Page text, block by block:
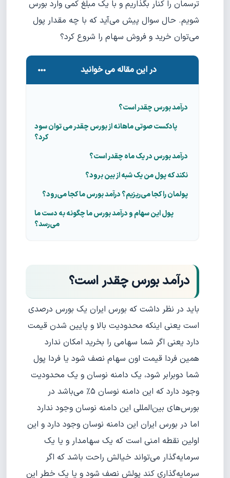
ترسمان را کنار بگذاریم و با یک مبلغ کمی وارد بورس
شویم. حال سوال پیش می‌آید که با چه مقدار پول
می‌توان خرید و فروش سهام را شروع کرد؟
در این مقاله می خوانید
درآمد بورس چقدر است؟
پادکست صوتی ماهانه از بورس چقدر می توان سود
کرد؟
درآمد بورس در یک ماه چقدر است؟
نکند که پول من یک شبه از بین برود؟
پولمان را کجا می‌ریزیم؟ درآمد بورس ما کجا می‌رود؟
پول این سهام و درآمد بورس ما چگونه به دست ما
می‌رسد؟
درآمد بورس چقدر است؟
باید در نظر داشت که بورس ایران یک بورس درصدی
است یعنی اینکه محدودیت بالا و پایین شدن قیمت
دارد یعنی اگر شما سهامی را بخرید امکان ندارد
همین فردا قیمت اون سهام نصف شود یا فردا پول
شما دوبرابر شود، یک دامنه نوسان و یک محدودیت
وجود دارد که این دامنه نوسان ۵% می‌باشد در
بورس‌های بین‌المللی این دامنه نوسان وجود ندارد
اما در بورس ایران این دامنه نوسان وجود دارد و این
اولین نقطه امنی است که یک سهامدار و یا یک
سرمایه‌گذار می‌تواند خیالش راحت باشد که اگر
سرمایه‌گذاری کند پولش نصف شود و یا یک خطر این